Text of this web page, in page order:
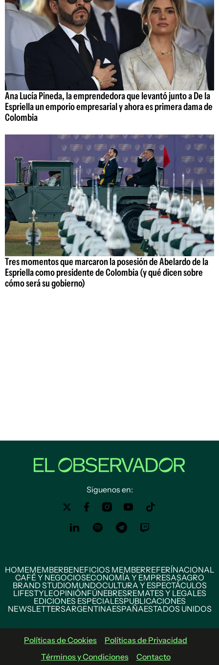
Ana Lucía Pineda, la emprendedora que levantó junto a De la
Espriella un emporio empresarial y ahora es primera dama de
Colombia
Tres momentos que marcaron la posesión de Abelardo de la
Espriella como presidente de Colombia (y qué dicen sobre
cómo será su gobierno)
Siguenos en:
HOMEMEMBERBENEFICIOS MEMBERREFERÍNACIONAL
CAFÉ Y NEGOCIOSECONOMÍA Y EMPRESASAGRO
BRAND STUDIOMUNDOCULTURA Y ESPECTÁCULOS
LIFESTYLEOPINIÓNFÚNEBRESREMATES Y LEGALES
EDICIONES ESPECIALESPUBLICACIONES
NEWSLETTERSARGENTINAESPAÑAESTADOS UNIDOS
Políticas de Cookies
Políticas de Privacidad
Términos y Condiciones
Contacto